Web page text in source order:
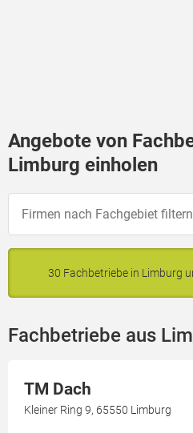
Angebote von
Limburg einholen
30 Fachbetriebe in Limburg
Fachbetriebe aus
TM Dach
Kleiner Ring 9, 65550 Limburg